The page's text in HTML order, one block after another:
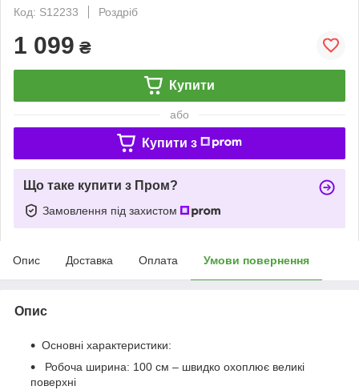
Код: S12233
Роздріб
1 099 ₴
Купити
або
Купити з
Що таке купити з Пром?
Замовлення під захистом
Опис Доставка Оплата Умови повернення
Опис
Основні характеристики:
Робоча ширина: 100 см – швидко охоплює великі
поверхні